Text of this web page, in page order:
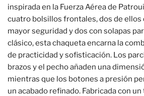
inspirada en la Fuerza Aérea de
cuatro bolsillos frontales, dos de ellos
mayor seguridad y dos con solapas
clásico, esta chaqueta encarna la
de practicidad y sofisticación. Los
brazos y el pecho añaden una
mientras que los botones a presión
un acabado refinado. Fabricada con